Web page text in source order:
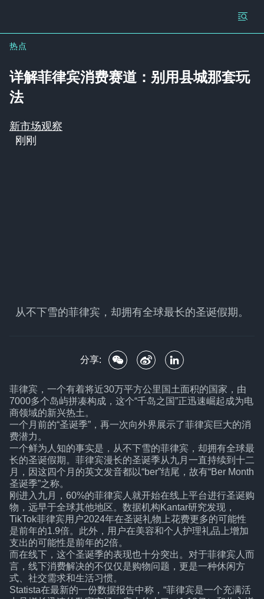
热点
详解菲律宾消费赛道：别用县城那套玩
法
新市场观察
刚刚
从不下雪的菲律宾，却拥有全球最长的圣诞假期。
分享:
菲律宾，一个有着将近30万平方公里国土面积的国家，由
7000多个岛屿拼凑构成，这个“千岛之国”正迅速崛起成为电
商领域的新兴热土。
一个月前的“圣诞季”，再一次向外界展示了菲律宾巨大的消
费潜力。
一个鲜为人知的事实是，从不下雪的菲律宾，却拥有全球最
长的圣诞假期。菲律宾漫长的圣诞季从九月一直持续到十二
月，因这四个月的英文发音都以“ber”结尾，故有“Ber Month
圣诞季”之称。
刚进入九月，60%的菲律宾人就开始在线上平台进行圣诞购
物，远早于全球其他地区。数据机构Kantar研究发现，
TikTok菲律宾用户2024年在圣诞礼物上花费更多的可能性
是前年的1.9倍。此外，用户在美容和个人护理礼品上增加
支出的可能性是前年的2倍。
而在线下，这个圣诞季的表现也十分突出。对于菲律宾人而
言，线下消费解决的不仅仅是购物问题，更是一种休闲方
式、社交需求和生活习惯。
Statista在最新的一份数据报告中称，“菲律宾是一个充满活